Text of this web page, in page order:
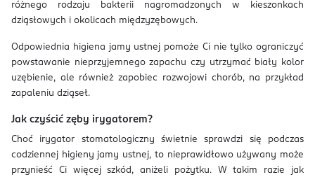
różnego rodzaju bakterii nagromadzonych w kieszonkach
dziąsłowych i okolicach międzyzębowych.
Odpowiednia higiena jamy ustnej pomoże Ci nie tylko ograniczyć
powstawanie nieprzyjemnego zapachu czy utrzymać biały kolor
uzębienie, ale również zapobiec rozwojowi chorób, na przykład
zapaleniu dziąseł.
Jak czyścić zęby irygatorem?
Choć irygator stomatologiczny świetnie sprawdzi się podczas
codziennej higieny jamy ustnej, to nieprawidłowo używany może
przynieść Ci więcej szkód, aniżeli pożytku. W takim razie jak